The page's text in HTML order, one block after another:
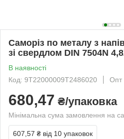
Саморіз по металу з
зі свердлом DIN 7504N
В наявності
Код: 9T22000009T2486020
Опт
680,47 ₴/упаковка
Мінімальна сума замовлення на
607,57 ₴ від 10 упаковок